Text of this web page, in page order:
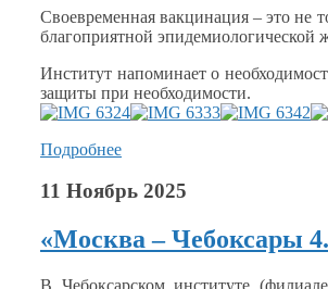
Своевременная вакцинация – этоне
благоприятной эпидемиологической
Институт напоминает о
защиты при необходимости.
Подробнее
11 Ноябрь 2025
«Москва – Чебоксары
В Чебоксарском институте